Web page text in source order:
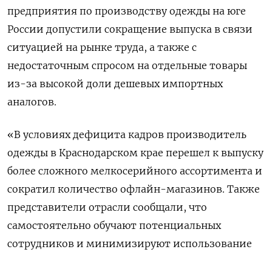
предприятия по производству одежды на юге
России допустили сокращение выпуска в связи
ситуацией на рынке труда, а также с
недостаточным спросом на отдельные товары
из-за высокой доли дешевых импортных
аналогов.
«В условиях дефицита кадров производитель
одежды в Краснодарском крае перешел к выпуску
более сложного мелкосерийного ассортимента и
сократил количество офлайн-магазинов. Также
представители отрасли сообщали, что
самостоятельно обучают потенциальных
сотрудников и минимизируют использование